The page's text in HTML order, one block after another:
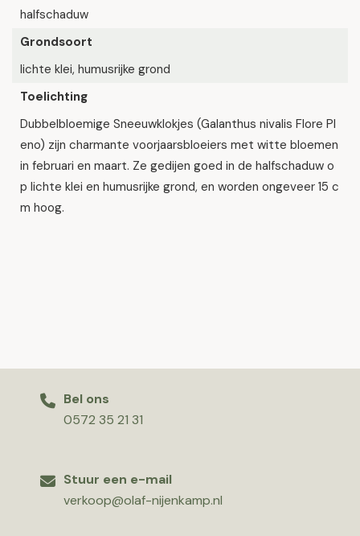
halfschaduw
Grondsoort
lichte klei, humusrijke grond
Toelichting
Dubbelbloemige Sneeuwklokjes (Galanthus nivalis Flore Pl
eno) zijn charmante voorjaarsbloeiers met witte bloemen
in februari en maart. Ze gedijen goed in de halfschaduw o
p lichte klei en humusrijke grond, en worden ongeveer 15 c
m hoog.
Bel ons
0572 35 21 31
Stuur een e-mail
verkoop@olaf-nijenkamp.nl